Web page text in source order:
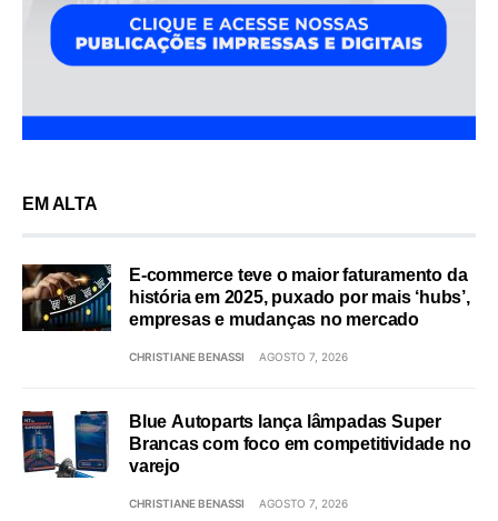
EM ALTA
E-commerce teve o maior faturamento da
história em 2025, puxado por mais ‘hubs’,
empresas e mudanças no mercado
CHRISTIANE BENASSI AGOSTO 7, 2026
Blue Autoparts lança lâmpadas Super
Brancas com foco em competitividade no
varejo
CHRISTIANE BENASSI AGOSTO 7, 2026